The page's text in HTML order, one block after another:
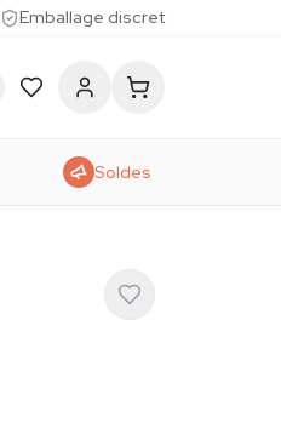
Emballage discret
Soldes